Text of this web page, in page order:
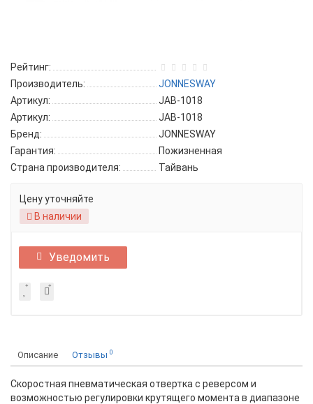
Рейтинг:
Производитель:
JONNESWAY
Артикул:
JAB-1018
Артикул:
JAB-1018
Бренд:
JONNESWAY
Гарантия:
Пожизненная
Страна производителя:
Тайвань
Цену уточняйте
В наличии
Уведомить
Описание Отзывы 0
Скоростная пневматическая отвертка с реверсом и
возможностью регулировки крутящего момента в диапазоне